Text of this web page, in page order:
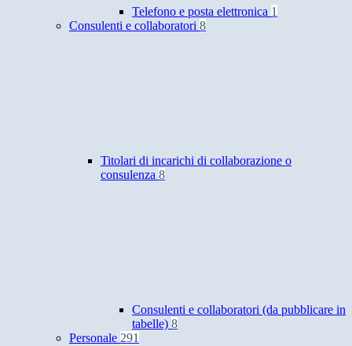
Telefono e posta elettronica 1
Consulenti e collaboratori 8
Titolari di incarichi di collaborazione o
consulenza 8
Consulenti e collaboratori (da pubblicare in
tabelle) 8
Personale 291